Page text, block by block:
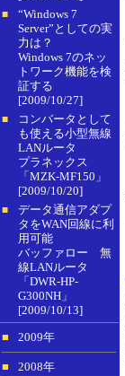
■
“Windows 7
Server”としての実
力は？
Windows 7のネッ
トワーク機能を検
証する
[2009/10/27]
■
コンバータとして
も使える小型無線
LANルータ
プラネックス
「MZK-MF150」
[2009/10/20]
■
データ通信アダプ
タをWAN回線に利
用可能
バッファロー 無
線LANルータ
「DWR-HP-
G300NH」
[2009/10/13]
■ 2009年
■ 2008年